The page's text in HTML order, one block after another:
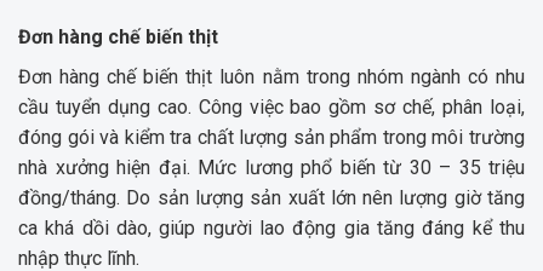
Đơn hàng chế biến thịt
Đơn hàng chế biến thịt luôn nằm trong nhóm ngành có nhu
cầu tuyển dụng cao. Công việc bao gồm sơ chế, phân loại,
đóng gói và kiểm tra chất lượng sản phẩm trong môi trường
nhà xưởng hiện đại. Mức lương phổ biến từ 30 – 35 triệu
đồng/tháng. Do sản lượng sản xuất lớn nên lượng giờ tăng
ca khá dồi dào, giúp người lao động gia tăng đáng kể thu
nhập thực lĩnh.